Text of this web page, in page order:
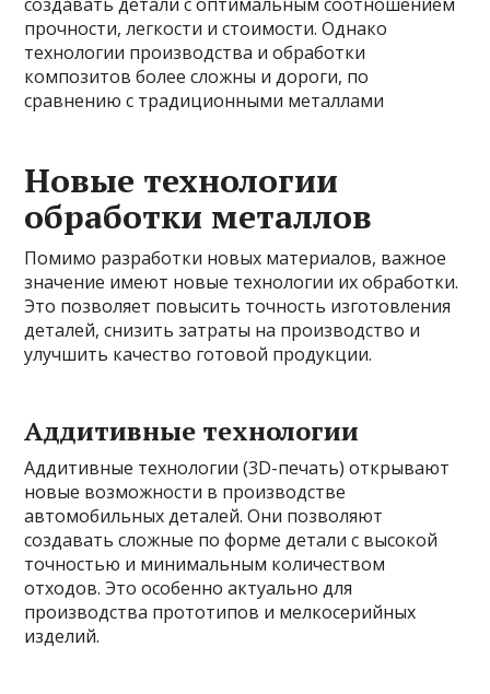
прочности, легкости и стоимости. Однако
технологии производства и обработки
композитов более сложны и дороги, по
сравнению с традиционными металлами
Новые технологии
обработки металлов
Помимо разработки новых материалов, важное
значение имеют новые технологии их обработки.
Это позволяет повысить точность изготовления
деталей, снизить затраты на производство и
улучшить качество готовой продукции.
Аддитивные технологии
Аддитивные технологии (3D-печать) открывают
новые возможности в производстве
автомобильных деталей. Они позволяют
создавать сложные по форме детали с высокой
точностью и минимальным количеством
отходов. Это особенно актуально для
производства прототипов и мелкосерийных
изделий.